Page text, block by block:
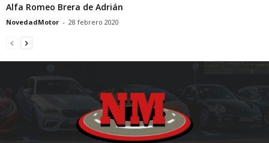
Alfa Romeo Brera de Adrián
NovedadMotor - 28 febrero 2020